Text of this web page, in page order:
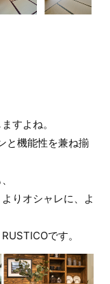
すよね。
と機能性を兼ね揃
りオシャレに、よ
です。